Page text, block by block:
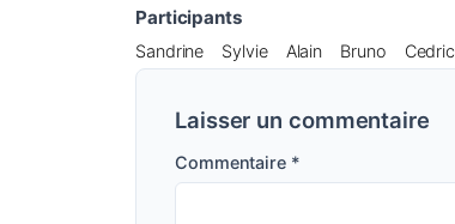
Participants
Sandrine Sylvie Alain Bruno Cedric
Laisser un commentaire
Commentaire *